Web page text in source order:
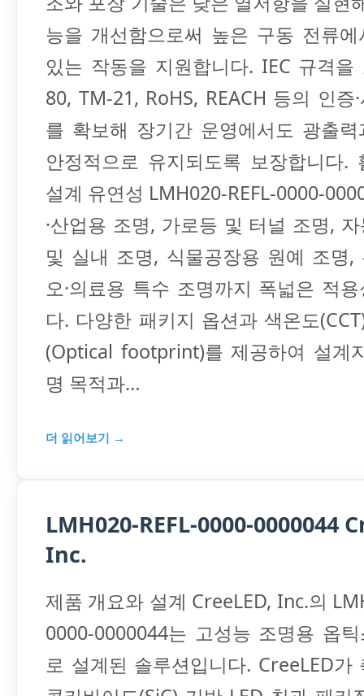
능을 개선함으로써 높은 구동 전류
있는 작동을 지원합니다. IEC 규격
80, TM-21, RoHS, REACH 등의 인증
를 확보해 장기간 운영에서도 광출
안정적으로 유지되도록 보장합니다.
설계 유연성 LMH020-REFL-0000-
·산업용 조명, 가로등 및 터널 조명,
및 실내 조명, 식물공장용 원예 조명,
오·의료용 특수 조명까지 폭넓은 적
다. 다양한 패키지 옵션과 색온도
(Optical footprint)를 제공하여 설계
명 목적과…
더 읽어보기 →
LMH020-REFL-0000-0000044
Inc.
제품 개요와 설계 CreeLED, Inc.의
0000-0000044는 고성능 조명용 옵
로 설계된 솔루션입니다. CreeLED가